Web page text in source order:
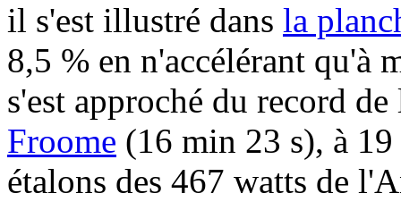
il s'est illustré dans la
8,5 % en n'accélérant qu'à
s'est approché du record
Froome (16 min 23 s), à 19
étalons des 467 watts de